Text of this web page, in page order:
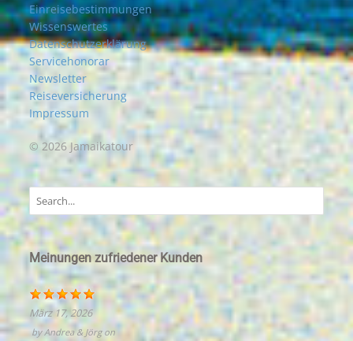
Einreisebestimmungen
Wissenswertes
Datenschutzerklärung
Servicehonorar
Newsletter
Reiseversicherung
Impressum
© 2026 Jamaikatour
Meinungen zufriedener Kunden
März 17, 2026
by Andrea & Jörgon